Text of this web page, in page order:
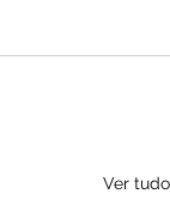
Ver tudo